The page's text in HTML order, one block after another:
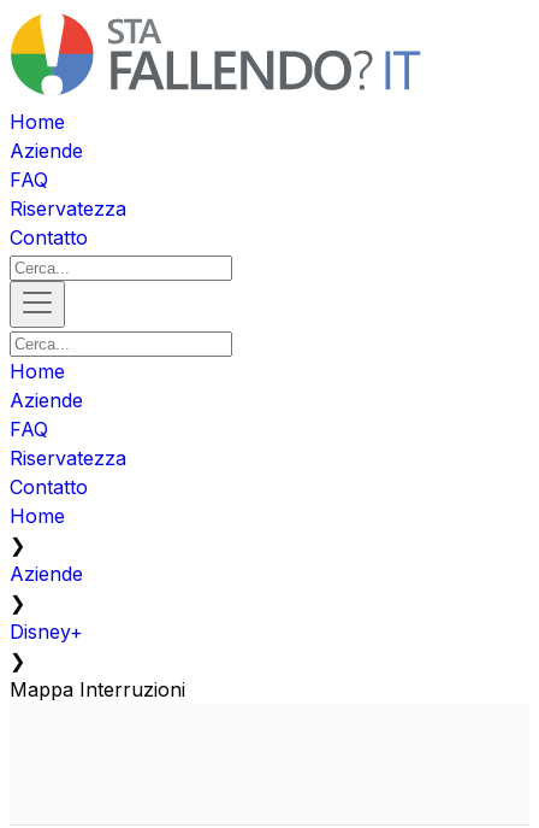
Home
Aziende
FAQ
Riservatezza
Contatto
Home
Aziende
FAQ
Riservatezza
Contatto
Home
❯
Aziende
❯
Disney+
❯
Mappa Interruzioni